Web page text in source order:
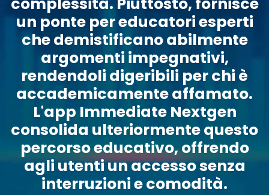
un ponte per educatori esperti
che demistificano abilmente
argomenti impegnativi,
rendendoli digeribili per chi è
accademicamente affamato.
L'app Immediate Nextgen
consolida ulteriormente questo
percorso educativo, offrendo
agli utenti un accesso senza
interruzioni e comodità.